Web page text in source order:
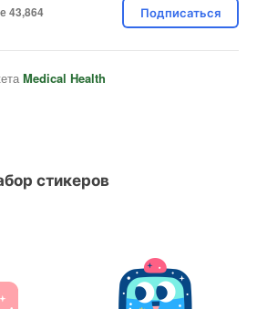
43,864
Подписаться
Medical Health
стикеров